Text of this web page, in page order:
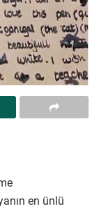
en ünlü